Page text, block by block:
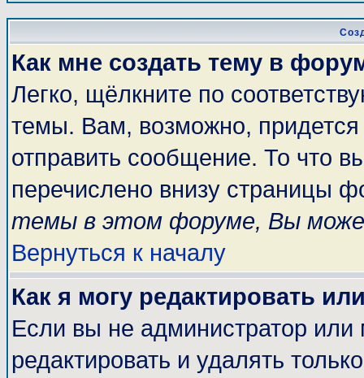
Как мне создать тему в
Легко, щёлкните по
темы. Вам, возможно, придется
отправить сообщение. То что
перечислено внизу страницы
темы в этом форуме, Вы
Вернуться к началу
Как я могу редактировать
Если вы не администратор
редактировать и удалять